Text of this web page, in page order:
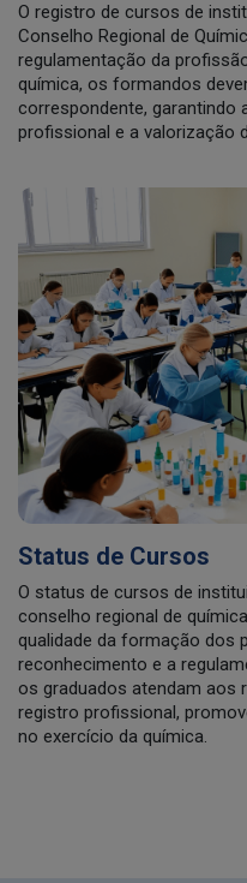
O registro de cursos de
Conselho Regional de
regulamentação da
química, os formandos
correspondente, garantindo
profissional e a valorização
Status de Cursos
O status de cursos de
conselho regional de
qualidade da formação dos
reconhecimento e a
os graduados atendam aos
registro profissional,
no exercício da química.